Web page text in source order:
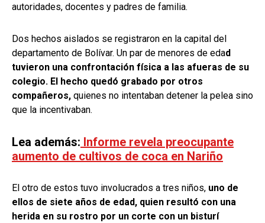
autoridades, docentes y padres de familia.
Dos hechos aislados se registraron en la capital del
departamento de Bolívar. Un par de menores de edad
tuvieron una confrontación física a las afueras de su
colegio. El hecho quedó grabado por otros
compañeros, quienes no intentaban detener la pelea sino
que la incentivaban.
Lea además: Informe revela preocupante
aumento de cultivos de coca en Nariño
El otro de estos tuvo involucrados a tres niños, uno de
ellos de siete años de edad, quien resultó con una
herida en su rostro por un corte con un bisturí